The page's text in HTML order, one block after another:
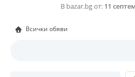
В bazar.bg от:11
Всички обяви